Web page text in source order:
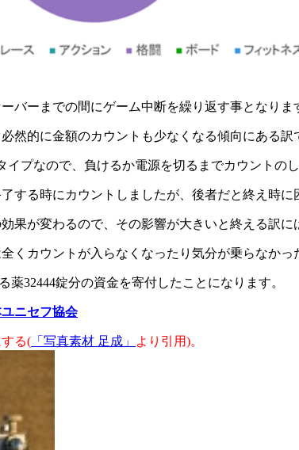
バーまでの間にゲーム中断を繰り返す事となりま
然的に金額のカウントも少なくなる傾向にある訳
プなので、負けるか電源を切るまでカウントのし
する時にカウントしましたが、後者だと終え時に
果が変わるので、その影響が大きいと終える訳に
カウントが入らなくなったり気分が乗らなかっ
32444錠分の資金を寄付したことになります。
ニセフ協会
る( 「写真素材 足成」 より引用)。